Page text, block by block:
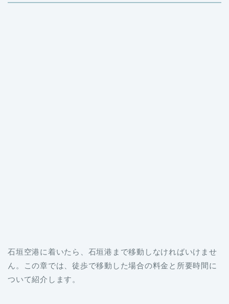
石垣空港に着いたら、石垣港まで移動しなければいけませ
ん。この章では、徒歩で移動した場合の料金と所要時間に
ついて紹介します。